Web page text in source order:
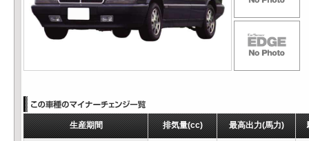
生産期間 排気量(cc) 最高出力(馬力)